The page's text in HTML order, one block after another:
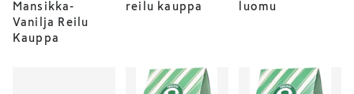
Mansikka-
Vanilja Reilu
Kauppa
reilu kauppa
luomu